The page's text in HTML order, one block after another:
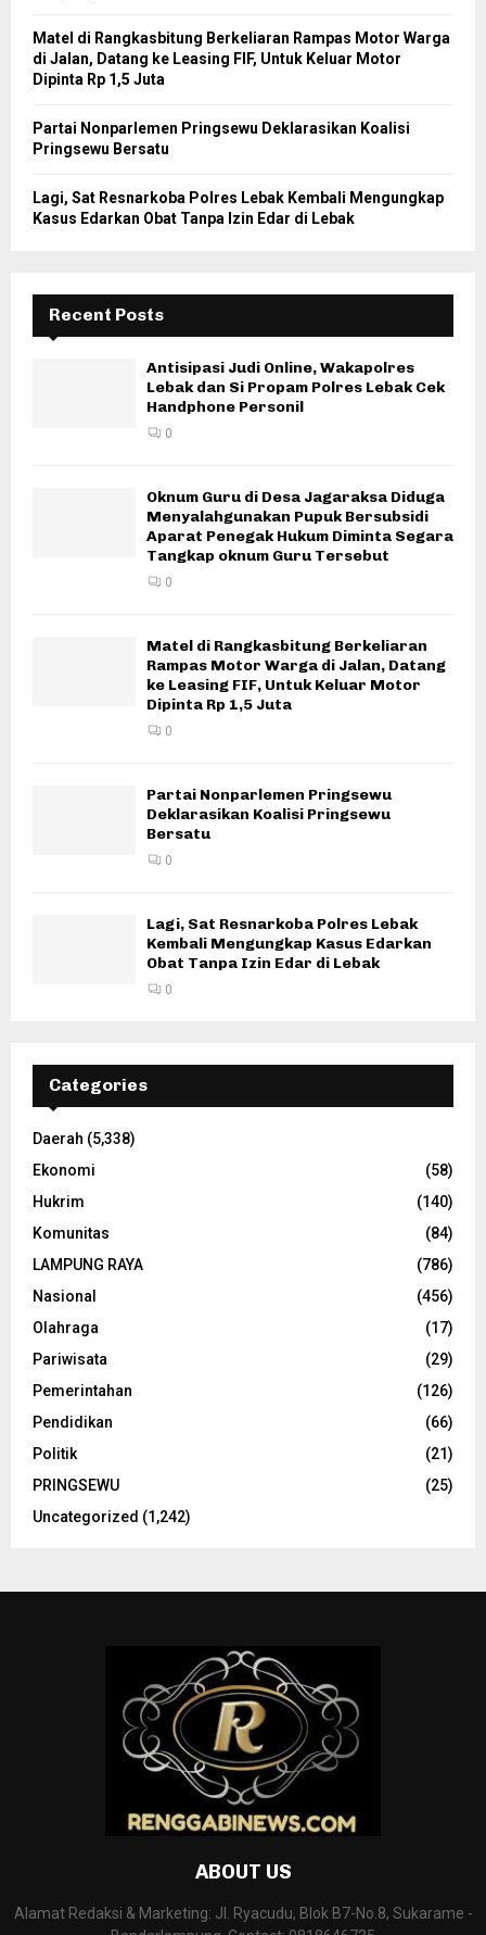
Matel di Rangkasbitung Berkeliaran Rampas Motor Warga
di Jalan, Datang ke Leasing FIF, Untuk Keluar Motor
Dipinta Rp 1,5 Juta
Partai Nonparlemen Pringsewu Deklarasikan Koalisi
Pringsewu Bersatu
Lagi, Sat Resnarkoba Polres Lebak Kembali Mengungkap
Kasus Edarkan Obat Tanpa Izin Edar di Lebak
Recent Posts
Antisipasi Judi Online, Wakapolres
Lebak dan Si Propam Polres Lebak Cek
Handphone Personil
0
Oknum Guru di Desa Jagaraksa Diduga
Menyalahgunakan Pupuk Bersubsidi
Aparat Penegak Hukum Diminta Segara
Tangkap oknum Guru Tersebut
0
Matel di Rangkasbitung Berkeliaran
Rampas Motor Warga di Jalan, Datang
ke Leasing FIF, Untuk Keluar Motor
Dipinta Rp 1,5 Juta
0
Partai Nonparlemen Pringsewu
Deklarasikan Koalisi Pringsewu
Bersatu
0
Lagi, Sat Resnarkoba Polres Lebak
Kembali Mengungkap Kasus Edarkan
Obat Tanpa Izin Edar di Lebak
0
Categories
Daerah (5,338)
Ekonomi
(58)
Hukrim
(140)
Komunitas
(84)
LAMPUNG RAYA
(786)
Nasional
(456)
Olahraga
(17)
Pariwisata
(29)
Pemerintahan
(126)
Pendidikan
(66)
Politik
(21)
PRINGSEWU
(25)
Uncategorized (1,242)
ABOUT US
Alamat Redaksi & Marketing: Jl. Ryacudu, Blok B7-No.8, Sukarame -